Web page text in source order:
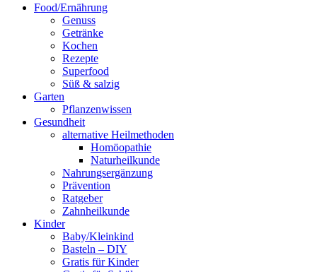
Food/Ernährung
Genuss
Getränke
Kochen
Rezepte
Superfood
Süß & salzig
Garten
Pflanzenwissen
Gesundheit
alternative Heilmethoden
Homöopathie
Naturheilkunde
Nahrungsergänzung
Prävention
Ratgeber
Zahnheilkunde
Kinder
Baby/Kleinkind
Basteln – DIY
Gratis für Kinder